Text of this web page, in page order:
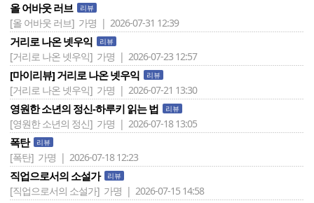
올 어바웃 러브 리뷰
[올 어바웃 러브] 가명 | 2026-07-31 12:39
거리로 나온 넷우익 리뷰
[거리로 나온 넷우익] 가명 | 2026-07-23 12:57
[마이리뷰] 거리로 나온 넷우익 리뷰
[거리로 나온 넷우익] 가명 | 2026-07-21 13:30
영원한 소년의 정신-하루키 읽는 법 리뷰
[영원한 소년의 정신] 가명 | 2026-07-18 13:05
폭탄 리뷰
[폭탄] 가명 | 2026-07-18 12:23
직업으로서의 소설가 리뷰
[직업으로서의 소설가] 가명 | 2026-07-15 14:58